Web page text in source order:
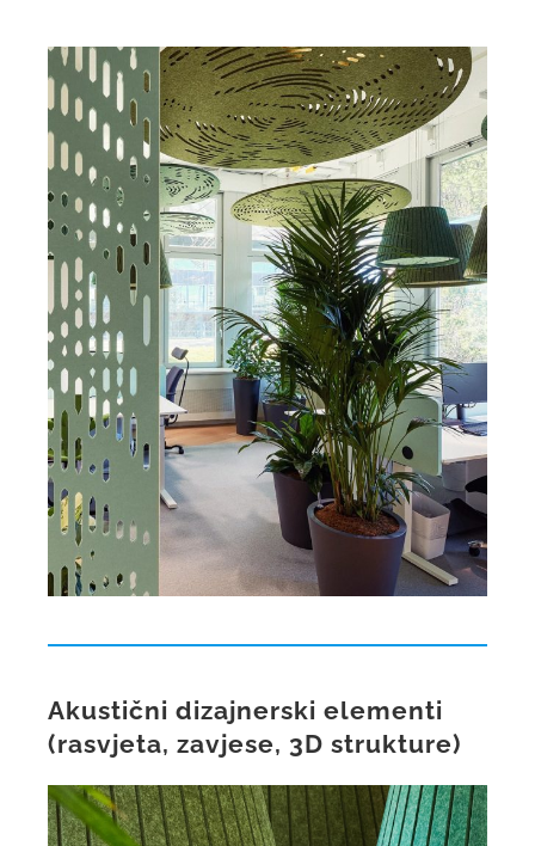
Akustični dizajnerski elementi
(rasvjeta, zavjese, 3D strukture)